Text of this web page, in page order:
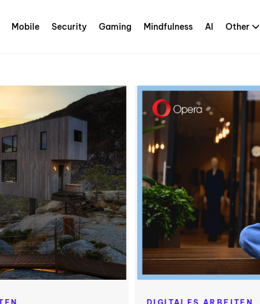
Mobile Security Gaming Mindfulness AI Other